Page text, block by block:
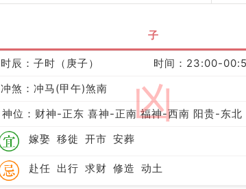
子
凶
时辰：子时（庚子）
时间：23:00-
冲煞：冲马(甲午)煞南
神位：财神-正东 喜神-正南 福神-西南 阳贵-东北
嫁娶 移徙 开市 安葬
赴任 出行 求财 修造 动土